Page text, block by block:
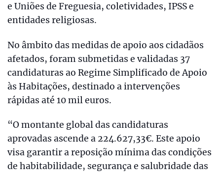
e Uniões de Freguesia, coletividades, IPSS e
entidades religiosas.
No âmbito das medidas de apoio aos cidadãos
afetados, foram submetidas e validadas 37
candidaturas ao Regime Simplificado de Apoio
às Habitações, destinado a intervenções
rápidas até 10 mil euros.
“O montante global das candidaturas
aprovadas ascende a 224.627,33€. Este apoio
visa garantir a reposição mínima das condições
de habitabilidade, segurança e salubridade das